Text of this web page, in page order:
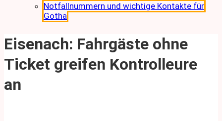
Notfallnummern und wichtige Kontakte für
Gotha
Eisenach: Fahrgäste ohne
Ticket greifen Kontrolleure
an